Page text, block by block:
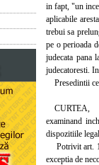
in fapt, "un
aplicabile
trebui sa
pe o perioada
judecata pana
judecatoresti.
Presedintii
CURTEA,
examinand
dispozitiile
Potrivit art.
exceptia de